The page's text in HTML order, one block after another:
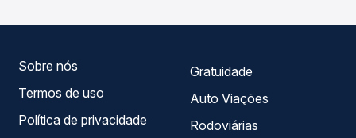
Sobre nós
Termos de uso
Política de privacidade
Gratuidade
Auto Viações
Rodoviárias